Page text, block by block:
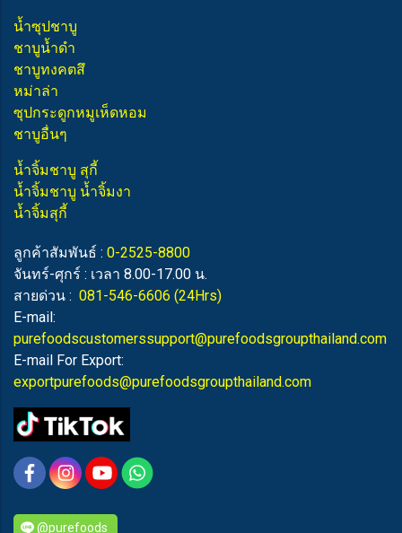
น้ำซุปชาบู
ชาบูน้ำดำ
ชาบูทงคตสึ
หม่าล่า
ซุปกระดูกหมูเห็ดหอม
ชาบูอื่นๆ
น้ำจิ้มชาบู สุกี้
น้ำจิ้มชาบู น้ำจิ้มงา
น้ำจิ้มสุกี้
ลูกค้าสัมพันธ์ : 0-2525-8800
จันทร์-ศุกร์ : เวลา 8.00-17.00 น.
สายด่วน : 081-546-6606 (24Hrs)
E-mail:
purefoodscustomerssupport@purefoodsgroupthailand.com
E-mail For Export:
exportpurefoods@purefoodsgroupthailand.com
@purefoods